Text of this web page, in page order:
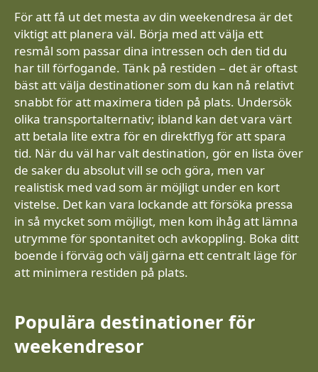
För att få ut det mesta av din weekendresa är det
viktigt att planera väl. Börja med att välja ett
resmål som passar dina intressen och den tid du
har till förfogande. Tänk på restiden – det är oftast
bäst att välja destinationer som du kan nå relativt
snabbt för att maximera tiden på plats. Undersök
olika transportalternativ; ibland kan det vara värt
att betala lite extra för en direktflyg för att spara
tid. När du väl har valt destination, gör en lista över
de saker du absolut vill se och göra, men var
realistisk med vad som är möjligt under en kort
vistelse. Det kan vara lockande att försöka pressa
in så mycket som möjligt, men kom ihåg att lämna
utrymme för spontanitet och avkoppling. Boka ditt
boende i förväg och välj gärna ett centralt läge för
att minimera restiden på plats.
Populära destinationer för
weekendresor